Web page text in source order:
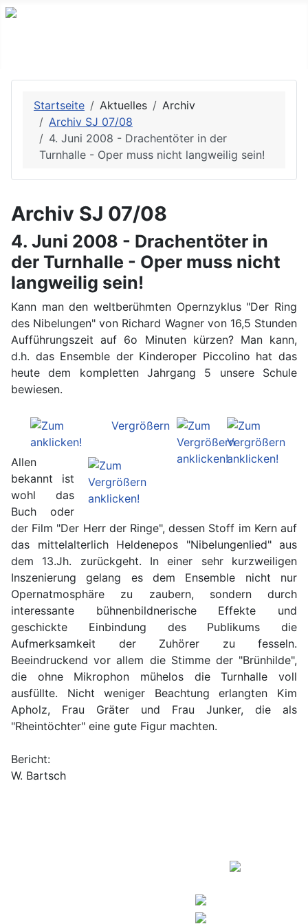
Startseite Aktuelles
Archiv
Archiv SJ 07/08
4. Juni 2008 - Drachentöter in der
Turnhalle - Oper muss nicht langweilig sein!
Archiv SJ 07/08
4. Juni 2008 - Drachentöter in
der Turnhalle - Oper muss nicht
langweilig sein!
Kann man den weltberühmten Opernzyklus "Der Ring
des Nibelungen" von Richard Wagner von 16,5 Stunden
Aufführungszeit auf 6o Minuten kürzen? Man kann,
d.h. das Ensemble der Kinderoper Piccolino hat das
heute dem kompletten Jahrgang 5 unsere Schule
bewiesen.
Allen
bekannt ist
wohl das
Buch oder
der Film "Der Herr der Ringe", dessen Stoff im Kern auf
das mittelalterlich Heldenepos "Nibelungenlied" aus
dem 13.Jh. zurückgeht. In einer sehr kurzweiligen
Inszenierung gelang es dem Ensemble nicht nur
Opernatmosphäre zu zaubern, sondern durch
interessante bühnenbildnerische Effekte und
geschickte Einbindung des Publikums die
Aufmerksamkeit der Zuhörer zu fesseln.
Beeindruckend vor allem die Stimme der "Brünhilde",
die ohne Mikrophon mühelos die Turnhalle voll
ausfüllte. Nicht weniger Beachtung erlangten Kim
Apholz, Frau Gräter und Frau Junker, die als
"Rheintöchter" eine gute Figur machten.
Bericht:
W. Bartsch